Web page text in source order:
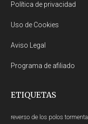
Política de privacidad
Uso de Cookies
Aviso Legal
Programa de afiliado
ETIQUETAS
reverso de los polos tormenta